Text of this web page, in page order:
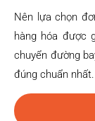
Nên lựa chọn
hàng hóa được
chuyển đường
đúng chuẩn nhất.